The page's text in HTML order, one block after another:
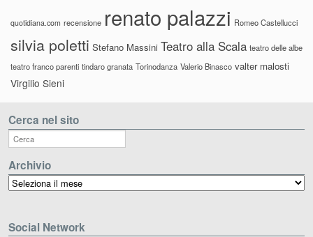
quotidiana.com recensione renato palazzi Romeo Castellucci
silvia poletti Stefano Massini Teatro alla Scala teatro delle albe
teatro franco parenti tindaro granata Torinodanza Valerio Binasco valter malosti
Virgilio Sieni
Cerca nel sito
Archivio
Archivio
Social Network